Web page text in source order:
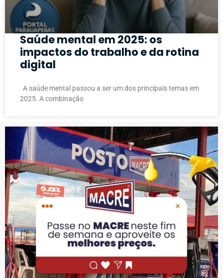
Saúde mental em 2025: os
impactos do trabalho e da rotina
digital
A saúde mental passou a ser um dos principais temas em
2025. A combinação
PUBLICIDADE